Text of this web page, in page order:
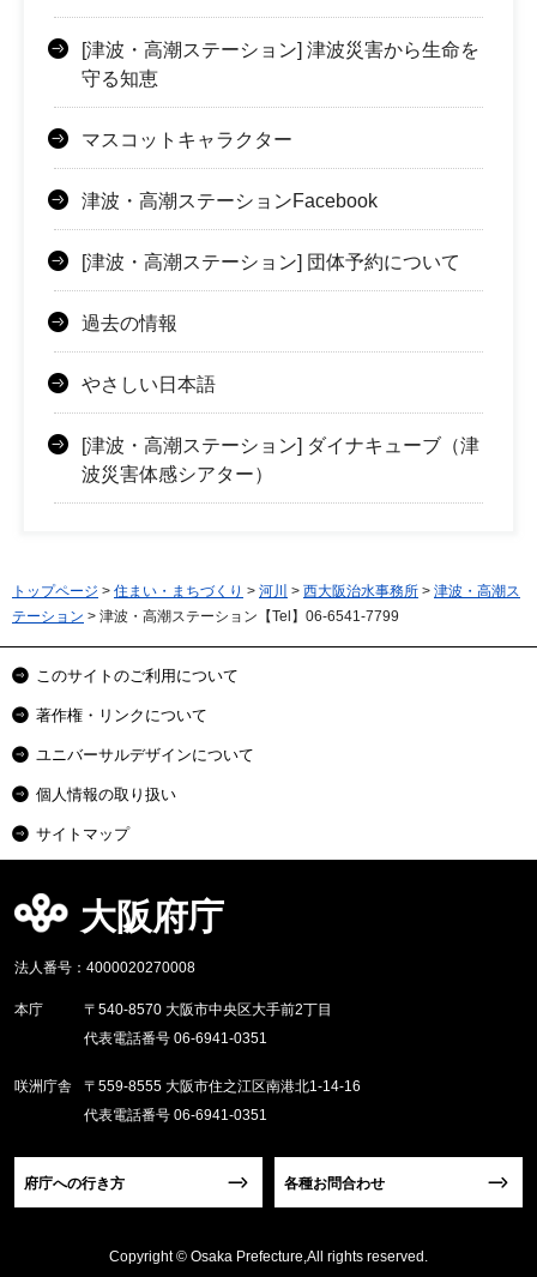
[津波・高潮ステーション] 津波災害から生命を
守る知恵
マスコットキャラクター
津波・高潮ステーションFacebook
[津波・高潮ステーション] 団体予約について
過去の情報
やさしい日本語
[津波・高潮ステーション] ダイナキューブ（津
波災害体感シアター）
トップページ > 住まい・まちづくり > 河川 > 西大阪治水事務所 > 津波・高潮ス
テーション > 津波・高潮ステーション【Tel】06-6541-7799
このサイトのご利用について
著作権・リンクについて
ユニバーサルデザインについて
個人情報の取り扱い
サイトマップ
大阪府庁
法人番号：4000020270008
本庁
〒540-8570 大阪市中央区大手前2丁目
代表電話番号 06-6941-0351
咲洲庁舎
〒559-8555 大阪市住之江区南港北1-14-16
代表電話番号 06-6941-0351
府庁への行き方 各種お問合わせ
Copyright © Osaka Prefecture,All rights reserved.